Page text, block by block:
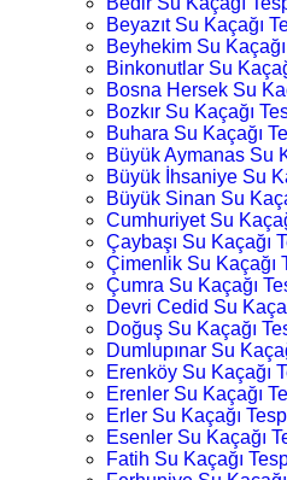
Beyazıt Su Kaçağı
Beyhekim Su
Binkonutlar Su
Bosna Hersek Su
Bozkır Su Kaçağı
Buhara Su Kaçağı
Büyük Aymanas Su
Büyük İhsaniye Su
Büyük Sinan Su
Cumhuriyet Su
Çaybaşı Su Kaçağı
Çimenlik Su Kaçağı
Çumra Su Kaçağı
Devri Cedid Su
Doğuş Su Kaçağı
Dumlupınar Su
Erenköy Su Kaçağı
Erenler Su Kaçağı
Erler Su Kaçağı
Esenler Su Kaçağı
Fatih Su Kaçağı